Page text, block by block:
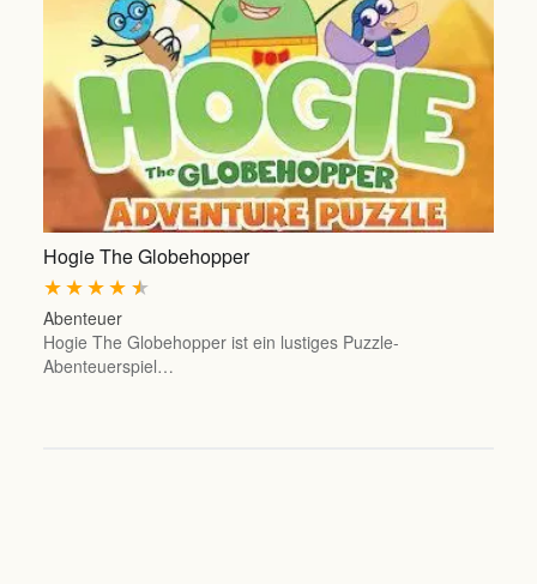
Hogie The Globehopper
★
★
★
★
★
Abenteuer
Hogie The Globehopper ist ein lustiges Puzzle-
Abenteuerspiel…